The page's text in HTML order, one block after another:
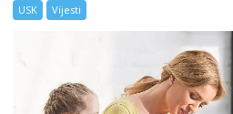
USK Vijesti